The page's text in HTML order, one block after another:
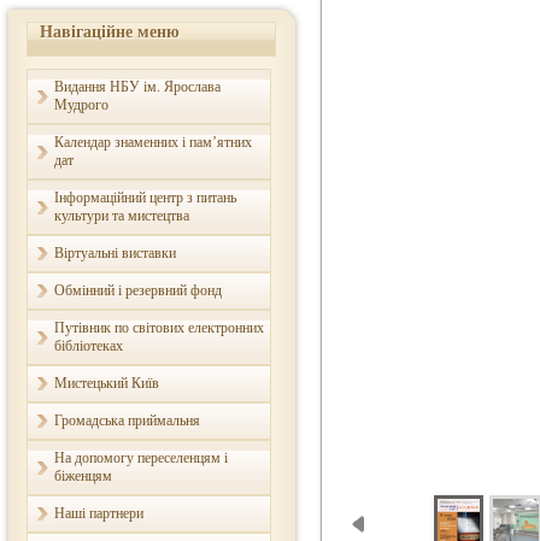
Навігаційне меню
Видання НБУ ім. Ярослава
Мудрого
Календар знаменних і пам’ятних
дат
Інформаційний центр з питань
культури та мистецтва
Віртуальні виставки
Обмінний і резервний фонд
Путівник по світових електронних
бібліотеках
Мистецький Київ
Громадська приймальня
На допомогу переселенцям і
біженцям
Наші партнери